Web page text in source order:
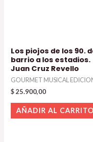
Los piojos de los 90.
barrio a los estadios.
Juan Cruz Revello
GOURMET MUSICAL
$25.900,00
AÑADIR AL CARRITO